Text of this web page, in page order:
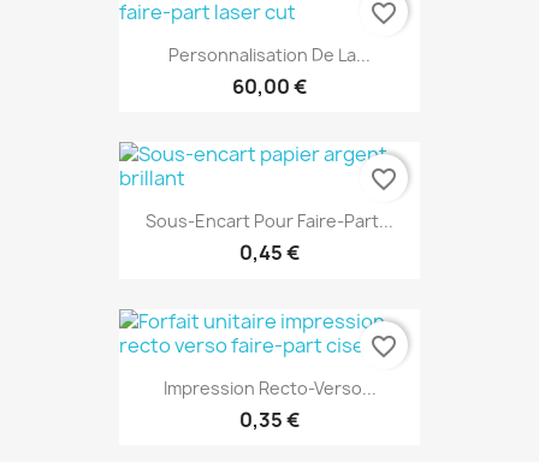
Personnalisation De La...
60,00 €
favorite_border
Sous-Encart Pour Faire-Part...
0,45 €
favorite_border
Impression Recto-Verso...
0,35 €
favorite_border